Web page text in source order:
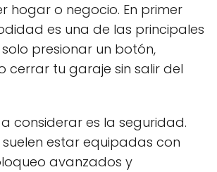
hogar o negocio. En primer
es una de las principales
presionar un botón,
cerrar tu garaje sin salir del
considerar es la seguridad.
estar equipadas con
avanzados y